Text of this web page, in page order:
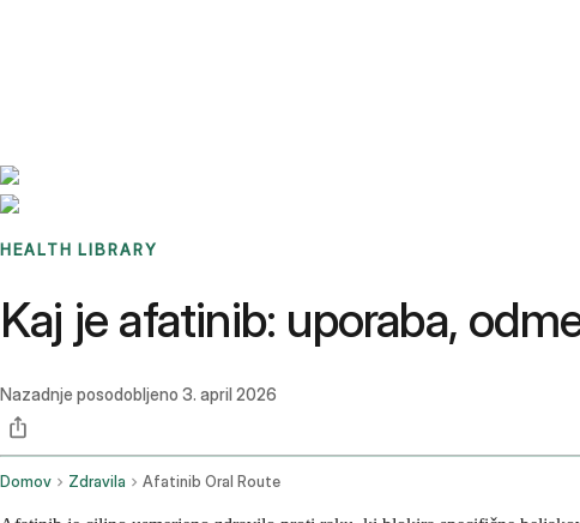
HEALTH LIBRARY
Kaj je afatinib: uporaba,
Nazadnje posodobljeno 3. april 2026
Domov Zdravila Afatinib Oral Route